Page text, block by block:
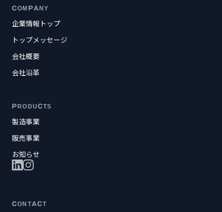
COMPANY
企業情報トップ
トップメッセージ
会社概要
会社沿革
PRODUCTS
製造事業
販売事業
お知らせ
CONTACT